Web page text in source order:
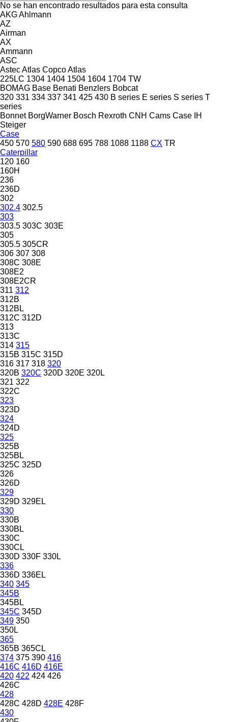
No se han encontrado resultados para esta consulta
AKGAhlmann
AZ
Airman
AX
Ammann
ASC
AstecAtlas CopcoAtlas
225LC 1304 1404 1504 1604 1704 TW
BOMAG Base Benati Benzlers Bobcat
320 331 334 337 341 425 430 B series E series S series T
series
Bonnet BorgWarner Bosch Rexroth CNH Cams Case IH
Steiger
Case
450 570 580 590 688 695 788 1088 1188 CX TR
Caterpillar
120 160
160H
236
236D
302
302.4 302.5
303
303.5 303C 303E
305
305.5 305CR
306 307 308
308C 308E
308E2
308E2CR
311 312
312B
312BL
312C 312D
313
313C
314 315
315B 315C 315D
316 317 318 320
320B 320C 320D 320E 320L
321 322
322C
323
323D
324
324D
325
325B
325BL
325C 325D
326
326D
329
329D 329EL
330
330B
330BL
330C
330CL
330D 330F 330L
336
336D 336EL
340 345
345B
345BL
345C 345D
349 350
350L
365
365B 365CL
374 375 390 416
416C 416D 416E
420 422 424 426
426C
428
428C 428D 428E 428F
430